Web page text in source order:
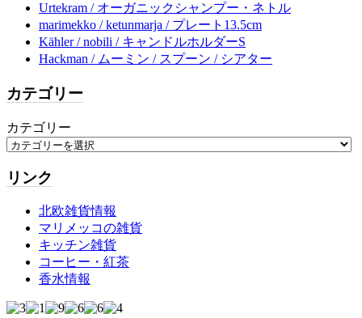
Urtekram / オーガニックシャンプー・ネトル
marimekko / ketunmarja / プレート13.5cm
Kähler / nobili / キャンドルホルダーS
Hackman / ムーミン / スプーン / シアター
カテゴリー
カテゴリー
リンク
北欧雑貨情報
マリメッコの雑貨
キッチン雑貨
コーヒー・紅茶
香水情報